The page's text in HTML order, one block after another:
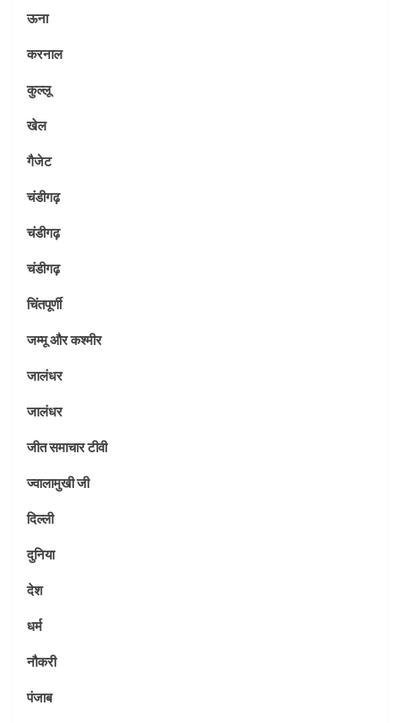
ऊना
करनाल
कुल्लू
खेल
गैजेट
चंडीगढ़
चंडीगढ़
चंडीगढ़
चिंतपूर्णी
जम्मू और कश्मीर
जालंधर
जालंधर
जीत समाचार टीवी
ज्वालामुखी जी
दिल्ली
दुनिया
देश
धर्म
नौकरी
पंजाब